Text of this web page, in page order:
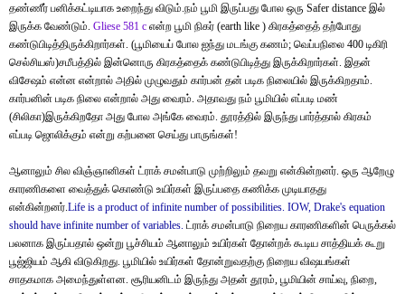
தண்ணீர் பனிக்கட்டியாக உறைந்து விடும்.நம் பூமி இருப்பது போல ஒரு Safer distance இல்
இருக்க வேண்டும். Gliese 581 c என்ற பூமி நிகர் (earth like ) கிரகத்தைத் தற்போது
கண்டுபிடித்திருக்கிறார்கள். (பூமியைப் போல ஐந்து மடங்கு கணம்; வெப்பநிலை 400 டிகிரி
செல்சியஸ்)சமீபத்தில் இன்னொரு கிரகத்தைக் கண்டுபிடித்து இருக்கிறார்கள். இதன்
விசேஷம் என்ன என்றால் அதில் முழுவதும் கார்பன் தன் படிக நிலையில் இருக்கிறதாம்.
கார்பனின் படிக நிலை என்றால் அது வைரம். அதாவது நம் பூமியில் எப்படி மண்
(சிலிகா)இருக்கிறதோ அது போல அங்கே வைரம். தூரத்தில் இருந்து பார்த்தால் கிரகம்
எப்படி ஜொலிக்கும் என்று கற்பனை செய்து பாருங்கள்!
ஆனாலும் சில விஞ்ஞானிகள் ட்ராக் சமன்பாடு முற்றிலும் தவறு என்கின்றனர். ஒரு ஆறேழு
காரணிகளை வைத்துக் கொண்டு உயிர்கள் இருப்பதை கணிக்க முடியாதது
என்கின்றனர்.Life is a product of infinite number of possibilities. IOW, Drake's equation
should have infinite number of variables. ட்ராக் சமன்பாடு நிறைய காரணிகளின் பெருக்கல்
பலனாக இருப்பதால் ஒன்று பூச்சியம் ஆனாலும் உயிர்கள் தோன்றக் கூடிய சாத்தியக் கூறு
பூஜ்ஜியம் ஆகி விடுகிறது. பூமியில் உயிர்கள் தோன்றுவதற்கு நிறைய விஷயங்கள்
சாதகமாக அமைந்துள்ளன. சூரியனிடம் இருந்து அதன் தூரம், பூமியின் சாய்வு, நிறை,